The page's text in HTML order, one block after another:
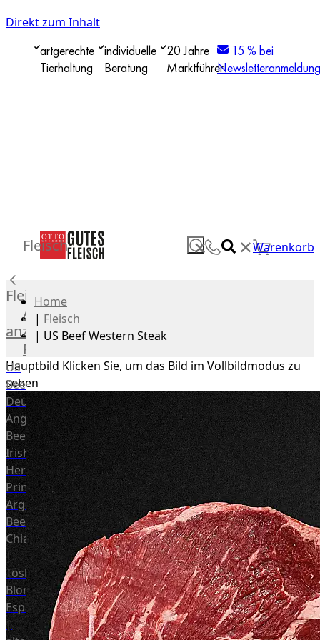
Direkt zum Inhalt
artgerechte
Tierhaltung
individuelle
Beratung
20 Jahre
Marktführer
15 % bei
Newsletteranmeldung
✕ ✕Warenkorb
Fleisch
Fleisch
Alle
anzeigen
Rind
US
Beef
Deutsches
Angus
Beef
Irish
Hereford
Prime
Argentina
Beef
Chianina
|
Toskana
Blonda
Espanola
|
Home
| Fleisch
| US Beef Western Steak
Hauptbild Klicken Sie, um das Bild im Vollbildmodus zu
sehen